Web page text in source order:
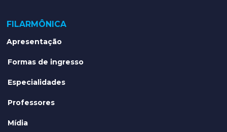
FILARMÔNICA
Apresentação
Formas de ingresso
Especialidades
Professores
Mídia